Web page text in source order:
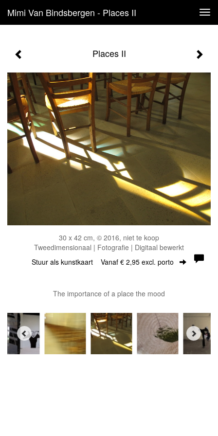
Mimi Van Bindsbergen - Places II
Places II
30 x 42 cm, © 2016, niet te koop
Tweedimensionaal | Fotografie | Digitaal bewerkt
Stuur als kunstkaart Vanaf € 2,95 excl. porto
The importance of a place the mood